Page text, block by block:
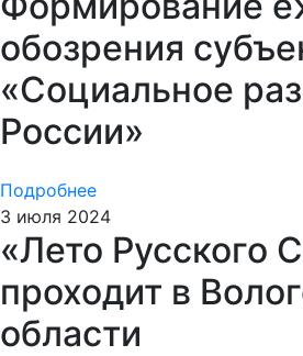
обозрения
«Социальное
России»
Подробнее
3 июля 2024
«Лето Русского
проходит в
области